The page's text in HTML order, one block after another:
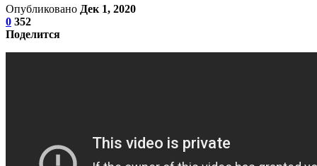
Опубликовано Дек 1, 2020
0 352
Поделится